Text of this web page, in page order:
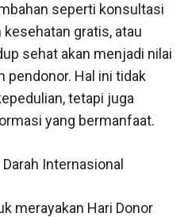
seperti konsultasi
gratis, atau
sehat akan menjadi nilai
pendonor. Hal ini tidak
tetapi juga
yang bermanfaat.
Internasional
merayakan Hari Donor